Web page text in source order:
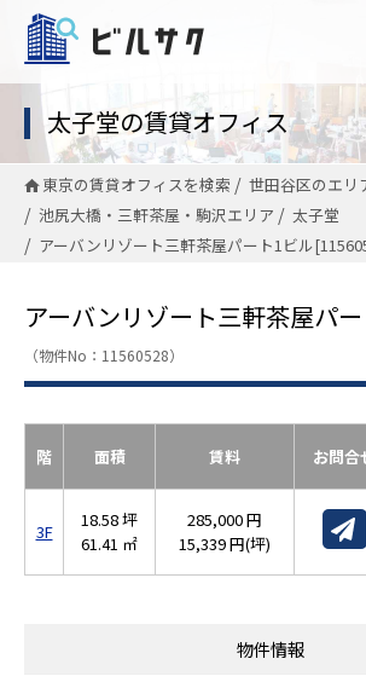
太子堂の賃貸オフィス
東京の賃貸オフィスを検索 世田谷区のエリ
池尻大橋・三軒茶屋・駒沢エリア
太子堂
アーバンリゾート三軒茶屋パート1ビル
アーバンリゾート三軒茶屋パ
（物件No：11560528）
階 面積 賃料 お問合
3F
18.58 坪
61.41 ㎡
285,000 円
15,339 円(坪)
物件情報